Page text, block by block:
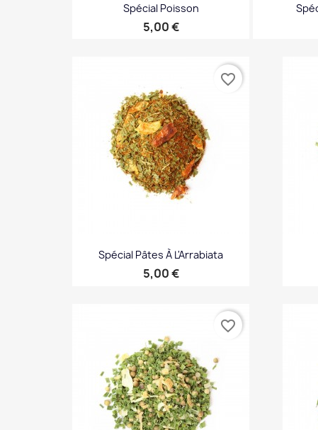
Spécial Poisson
Prix
5,00 €
Spécial Pâtes À L'Arrabiata
Prix
5,00 €
favorite_border
favorite_border